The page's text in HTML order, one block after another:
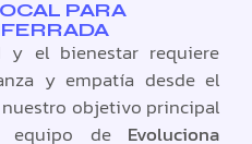
PARA
el bienestar requiere
y empatía desde el
objetivo principal
equipo de Evoluciona